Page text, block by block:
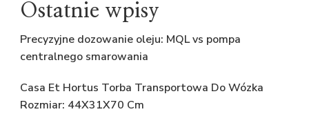
Ostatnie wpisy
Precyzyjne dozowanie oleju: MQL vs pompa
centralnego smarowania
Casa Et Hortus Torba Transportowa Do Wózka
Rozmiar: 44X31X70 Cm